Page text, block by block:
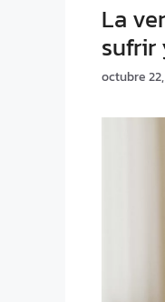
La
sufrir
octubre